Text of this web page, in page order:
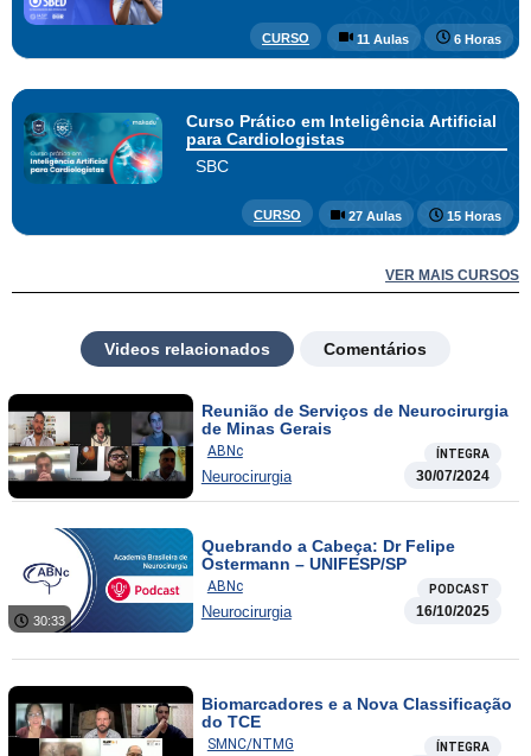
CURSO 11 Aulas 6 Horas
Curso Prático em Inteligência Artificial
para Cardiologistas
SBC
CURSO 27 Aulas 15 Horas
VER MAIS CURSOS
Videos relacionados Comentários
Reunião de Serviços de Neurocirurgia
de Minas Gerais
ABNc ÍNTEGRA
Neurocirurgia 30/07/2024
30:33
Quebrando a Cabeça: Dr Felipe
Ostermann – UNIFESP/SP
ABNc PODCAST
Neurocirurgia 16/10/2025
Biomarcadores e a Nova Classificação
do TCE
SMNC/NTMG ÍNTEGRA